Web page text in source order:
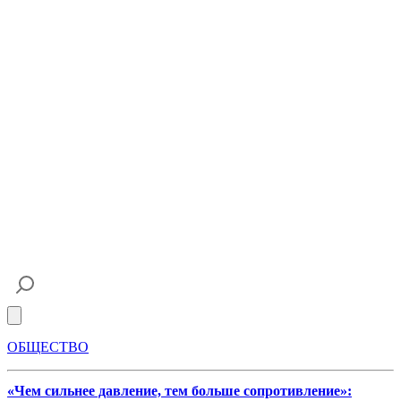
ОБЩЕСТВО
«Чем сильнее давление, тем больше сопротивление»: